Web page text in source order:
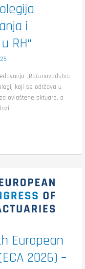
i
RH“
„Računovodstvo
koji se održava u
ovlaštene aktuare, a
European
2026) –